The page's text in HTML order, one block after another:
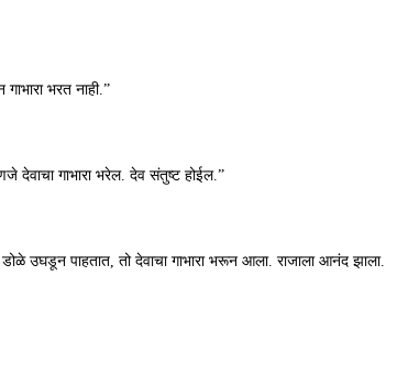
भरत नाही.”
देवाचा गाभारा भरेल. देव संतुष्ट होईल.”
डोळे उघडून पाहतात, तो देवाचा गाभारा भरून आला. राजाला आनंद झाला.